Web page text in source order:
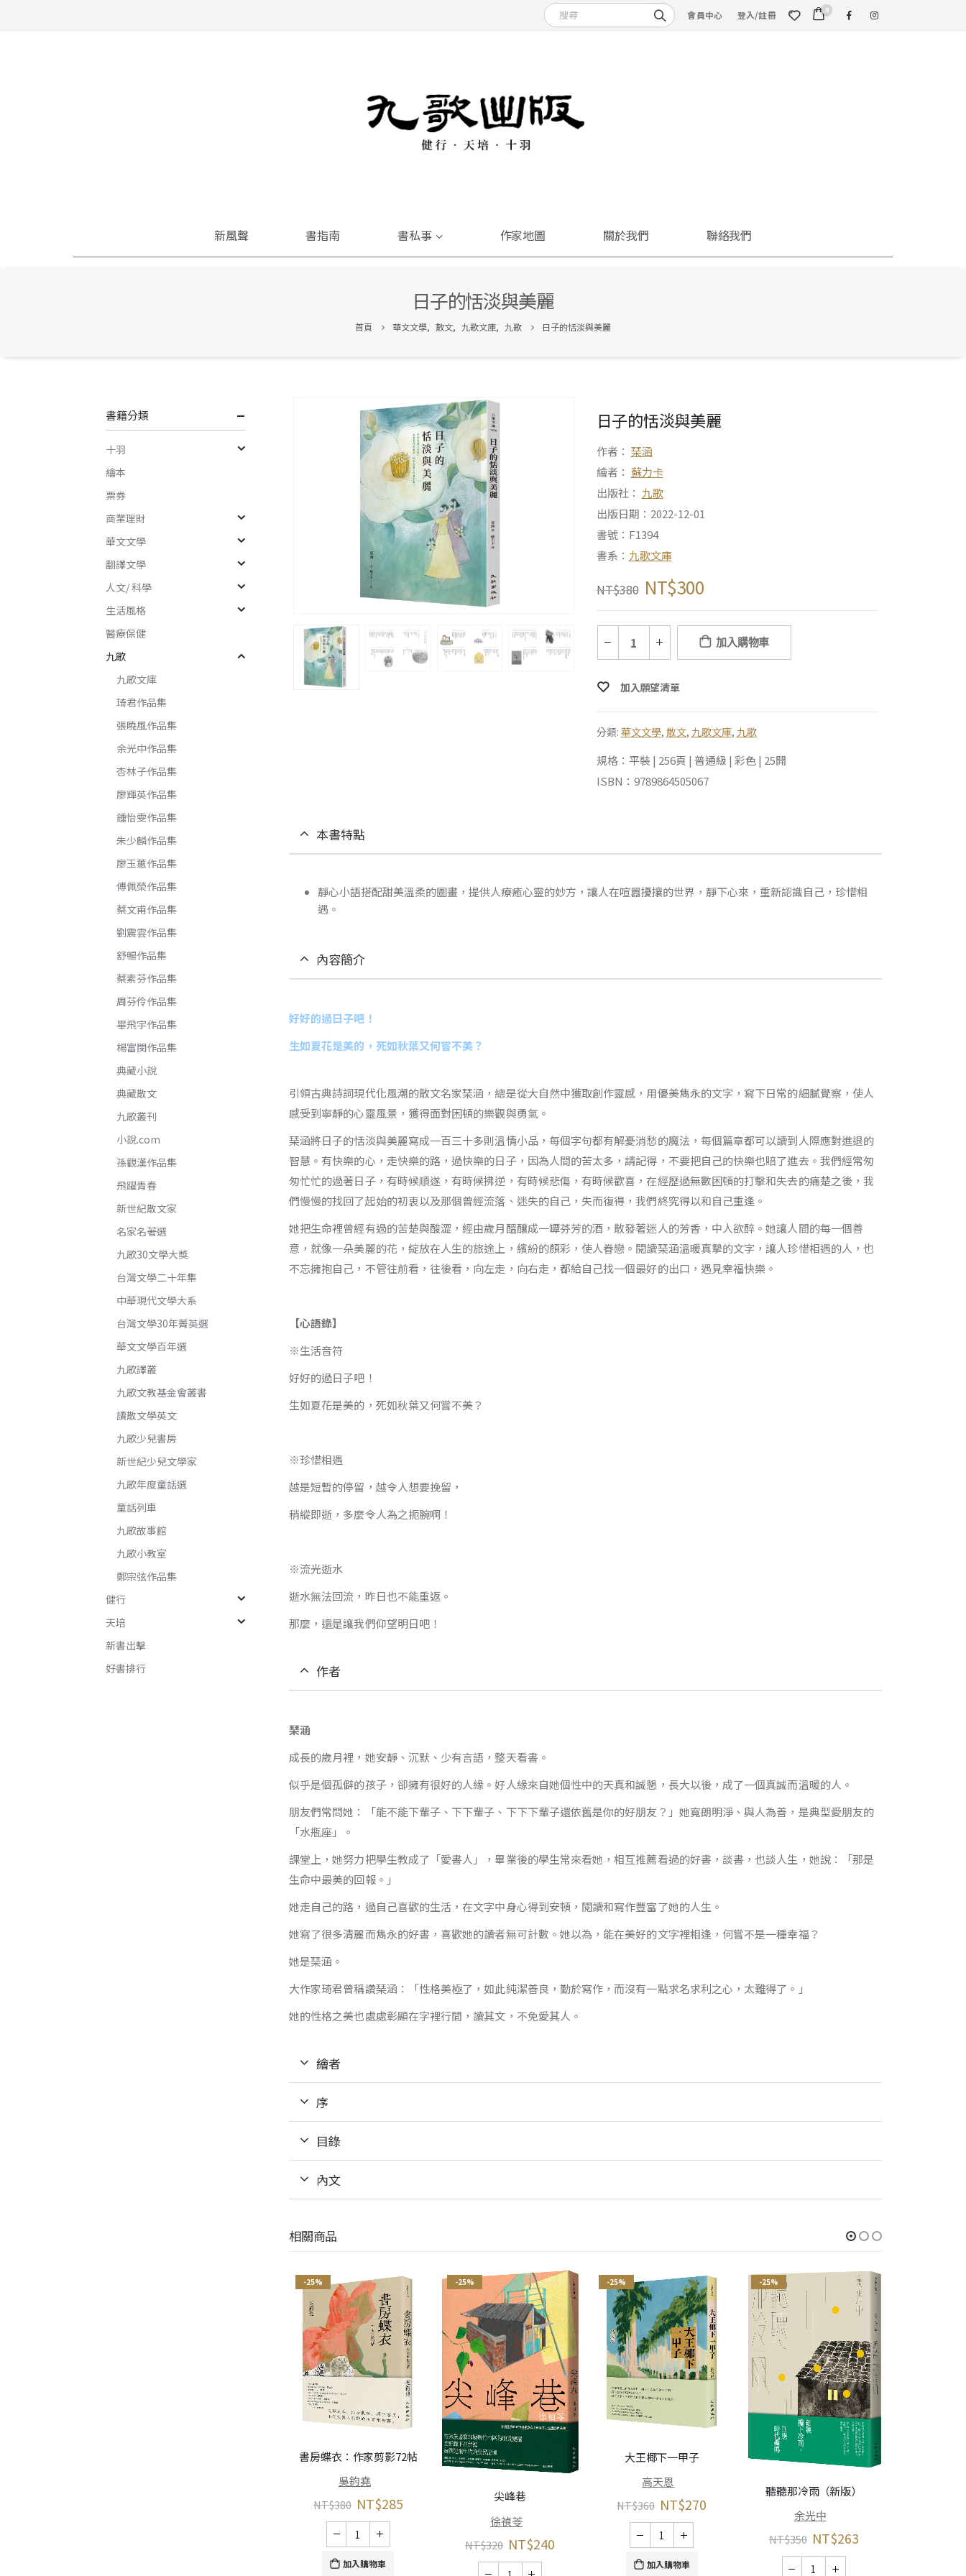
會員中心 登入/註冊 0
新風聲 書指南 書私事 作家地圖 關於我們 聯絡我們
日子的恬淡與美麗
首頁 華文文學, 散文, 九歌文庫, 九歌 日子的恬淡與美麗
日子的恬淡與美麗
作者： 琹涵
繪者： 蘇力卡
出版社： 九歌
出版日期：2022-12-01
書號：F1394
書系： 九歌文庫
NT$380 NT$300
加入購物車
加入願望清單
分類: 華文文學, 散文, 九歌文庫, 九歌
規格：平裝 | 256頁 | 普通級 | 彩色 | 25開
ISBN：9789864505067
本書特點
靜心小語搭配甜美溫柔的圖畫，提供人療癒心靈的妙方，讓人在喧囂擾攘的世界，靜下心來，重新認識自己，珍惜相
遇。
內容簡介
好好的過日子吧！
生如夏花是美的，死如秋葉又何嘗不美？
引領古典詩詞現代化風潮的散文名家琹涵，總是從大自然中獲取創作靈感，用優美雋永的文字，寫下日常的細膩覺察，使人
感受到寧靜的心靈風景，獲得面對困頓的樂觀與勇氣。
琹涵將日子的恬淡與美麗寫成一百三十多則溫情小品，每個字句都有解憂消愁的魔法，每個篇章都可以讀到人際應對進退的
智慧。有快樂的心，走快樂的路，過快樂的日子，因為人間的苦太多，請記得，不要把自己的快樂也賠了進去。我們經常匆
匆忙忙的過著日子，有時候順遂，有時候拂逆，有時候悲傷，有時候歡喜，在經歷過無數困頓的打擊和失去的痛楚之後，我
們慢慢的找回了起始的初衷以及那個曾經流落、迷失的自己，失而復得，我們終究得以和自己重逢。
她把生命裡曾經有過的苦楚與酸澀，經由歲月醞釀成一罈芬芳的酒，散發著迷人的芳香，中人欲醉。她讓人間的每一個善
意，就像一朵美麗的花，綻放在人生的旅途上，繽紛的顏彩，使人眷戀。閱讀琹涵溫暖真摯的文字，讓人珍惜相遇的人，也
不忘擁抱自己，不管往前看，往後看，向左走，向右走，都給自己找一個最好的出口，遇見幸福快樂。
【心語錄】
※生活音符
好好的過日子吧！
生如夏花是美的，死如秋葉又何嘗不美？
※珍惜相遇
越是短暫的停留，越令人想要挽留，
稍縱即逝，多麼令人為之扼腕啊！
※流光逝水
逝水無法回流，昨日也不能重返。
那麼，還是讓我們仰望明日吧！
作者
琹涵
成長的歲月裡，她安靜、沉默、少有言語，整天看書。
似乎是個孤僻的孩子，卻擁有很好的人緣。好人緣來自她個性中的天真和誠懇，長大以後，成了一個真誠而溫暖的人。
朋友們常問她：「能不能下輩子、下下輩子、下下下輩子還依舊是你的好朋友？」她寬朗明淨、與人為善，是典型愛朋友的
「水瓶座」。
課堂上，她努力把學生教成了「愛書人」，畢業後的學生常來看她，相互推薦看過的好書，談書，也談人生，她說：「那是
生命中最美的回報。」
她走自己的路，過自己喜歡的生活，在文字中身心得到安頓，閱讀和寫作豐富了她的人生。
她寫了很多清麗而雋永的好書，喜歡她的讀者無可計數。她以為，能在美好的文字裡相逢，何嘗不是一種幸福？
她是琹涵。
大作家琦君曾稱讚琹涵：「性格美極了，如此純潔善良，勤於寫作，而沒有一點求名求利之心，太難得了。」
她的性格之美也處處彰顯在字裡行間，讀其文，不免愛其人。
繪者
序
目錄
內文
相關商品
-25%
書房蝶衣：作家剪影72帖
吳鈞堯
NT$380 NT$285
加入購物車
-25%
尖峰巷
徐禎苓
NT$320 NT$240
-25%
大王椰下一甲子
高天恩
NT$360 NT$270
加入購物車
-25%
聽聽那冷雨（新版）
余光中
NT$350 NT$263
書籍分類
十羽
繪本
票券
商業理財
華文文學
翻譯文學
人文/ 科學
生活風格
醫療保健
九歌
九歌文庫
琦君作品集
張曉風作品集
余光中作品集
杏林子作品集
廖輝英作品集
鍾怡雯作品集
朱少麟作品集
廖玉蕙作品集
傅佩榮作品集
蔡文甫作品集
劉震雲作品集
舒暢作品集
蔡素芬作品集
周芬伶作品集
畢飛宇作品集
楊富閔作品集
典藏小說
典藏散文
九歌叢刊
小說.com
孫觀漢作品集
飛躍青春
新世紀散文家
名家名著選
九歌30文學大獎
台灣文學二十年集
中華現代文學大系
台灣文學30年菁英選
華文文學百年選
九歌譯叢
九歌文教基金會叢書
讀散文學英文
九歌少兒書房
新世紀少兒文學家
九歌年度童話選
童話列車
九歌故事館
九歌小教室
鄭宗弦作品集
健行
天培
新書出擊
好書排行